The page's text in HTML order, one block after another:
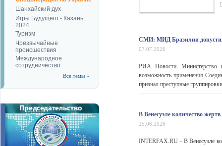
Шанхайский дух
Игры Будущего - Казань
2024
Туризм
Чрезвычайные
происшествия
Международное
сотрудничество
Все темы »
СМИ: МИД Бразилии
07.07.2026
РИА Новости. Министерство
возможность применения
признал преступные
В Венесуэле количество
25.06.2026
INTERFAX.RU - В Венесуэле